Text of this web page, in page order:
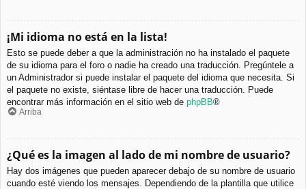
¡Mi idioma no está en la lista!
Esto se puede deber a que la administración no ha instalado el paquete
de su idioma para el foro o nadie ha creado una traducción. Pregúntele a
un Administrador si puede instalar el paquete del idioma que necesita. Si
el paquete no existe, siéntase libre de hacer una traducción. Puede
encontrar más información en el sitio web de phpBB®
Arriba
¿Qué es la imagen al lado de mi nombre de usuario?
Hay dos imágenes que pueden aparecer debajo de su nombre de usuario
cuando esté viendo los mensajes. Dependiendo de la plantilla que utilice